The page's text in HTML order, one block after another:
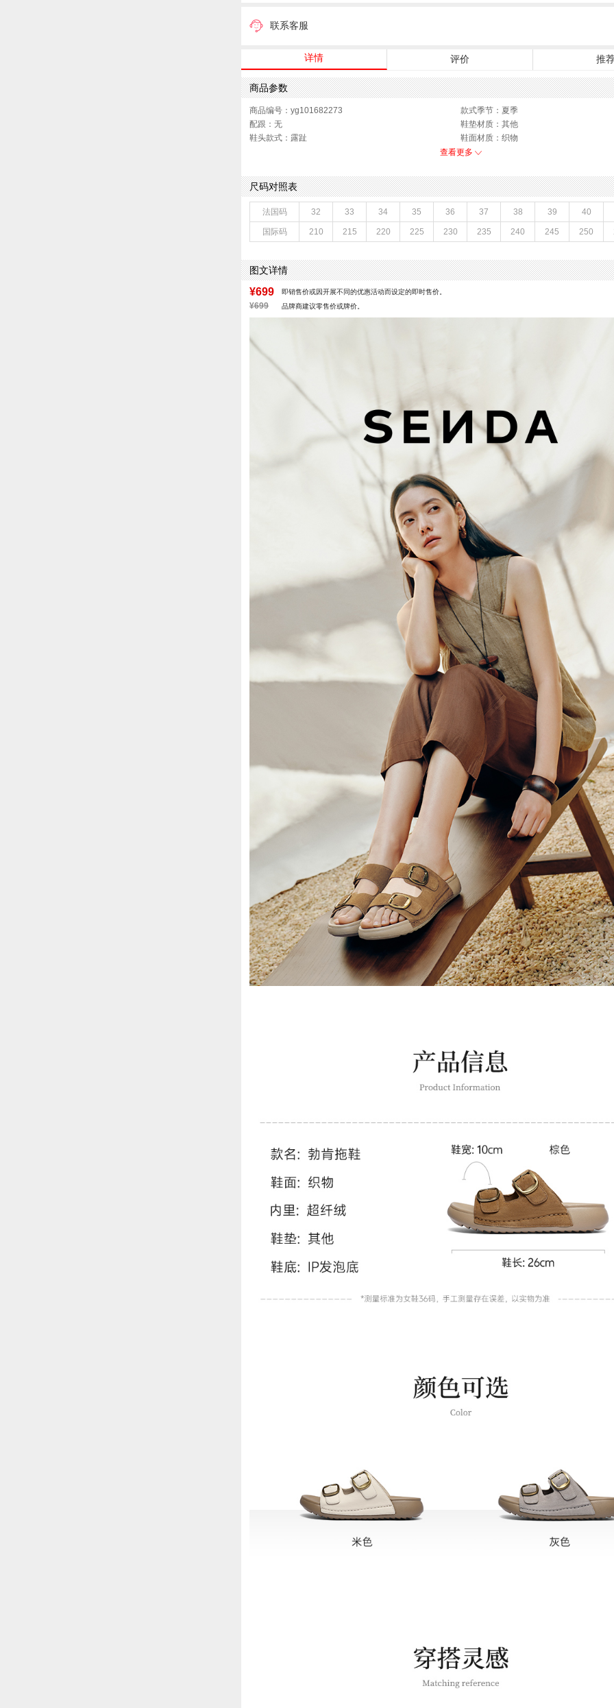
联系客服
详情 评价 推
商品参数
商品编号：yg101682273
款式季节：夏季
配跟：无
鞋垫材质：其他
鞋头款式：露趾
鞋面材质：织物
参考鞋长(女)：26CM
鞋跟形状：厚底
性别：女子
皮质特征：织物
上市时间：2026年夏季
鞋底材质：IP发泡底
参考鞋宽(女)：10CM
里料材质：超纤绒
防水台高度：无
色系：棕色
鞋类流行款式：拖鞋
闭合方式：套脚
前掌高度：无
查看更多
尺码对照表
法国码 32 33 34 35 36 37 38 39 40
国际码 210 215 220 225 230 235 240 245 250
图文详情
¥699 即销售价或因开展不同的优惠活动而设定的即时售价。
¥699 品牌商建议零售价或牌价。